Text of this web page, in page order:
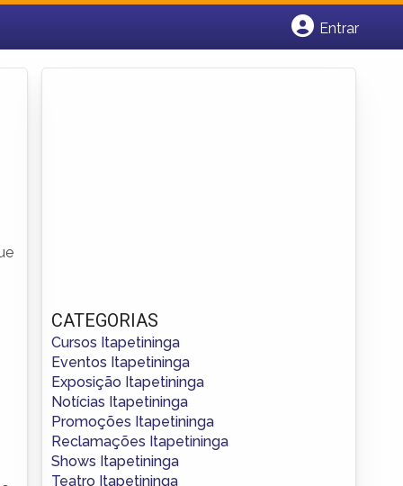
Entrar
CATEGORIAS
Cursos Itapetininga
Eventos Itapetininga
Exposição Itapetininga
Notícias Itapetininga
Promoções Itapetininga
Reclamações Itapetininga
Shows Itapetininga
Teatro Itapetininga